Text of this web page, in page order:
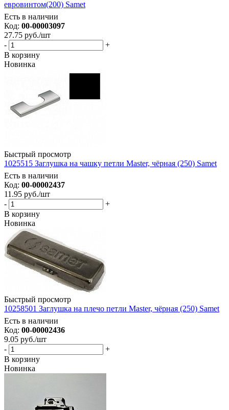
евровинтом(200) Samet
Есть в наличии
Код: 00-00003097
27.75 руб./шт
-
+
В корзину
Новинка
Быстрый просмотр
1025515 Заглушка на чашку петли Master, чёрная (250) Samet
Есть в наличии
Код: 00-00002437
11.95 руб./шт
-
+
В корзину
Новинка
Быстрый просмотр
10258501 Заглушка на плечо петли Master, чёрная (250) Samet
Есть в наличии
Код: 00-00002436
9.05 руб./шт
-
+
В корзину
Новинка